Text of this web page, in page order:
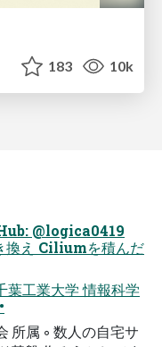
183 10k
@logica0419
え Ciliumを積んだ
葉工業大学 情報科学
所属 ◦ 数人の自宅サ